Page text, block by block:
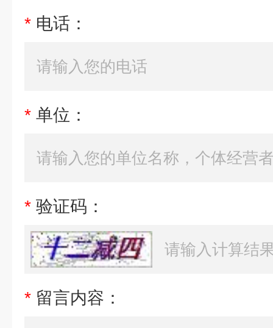
* 电话：
* 单位：
* 验证码：
* 留言内容：